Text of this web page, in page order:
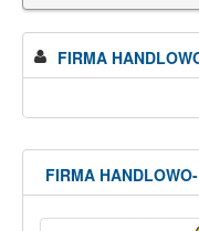
FIRMA
FIRMA